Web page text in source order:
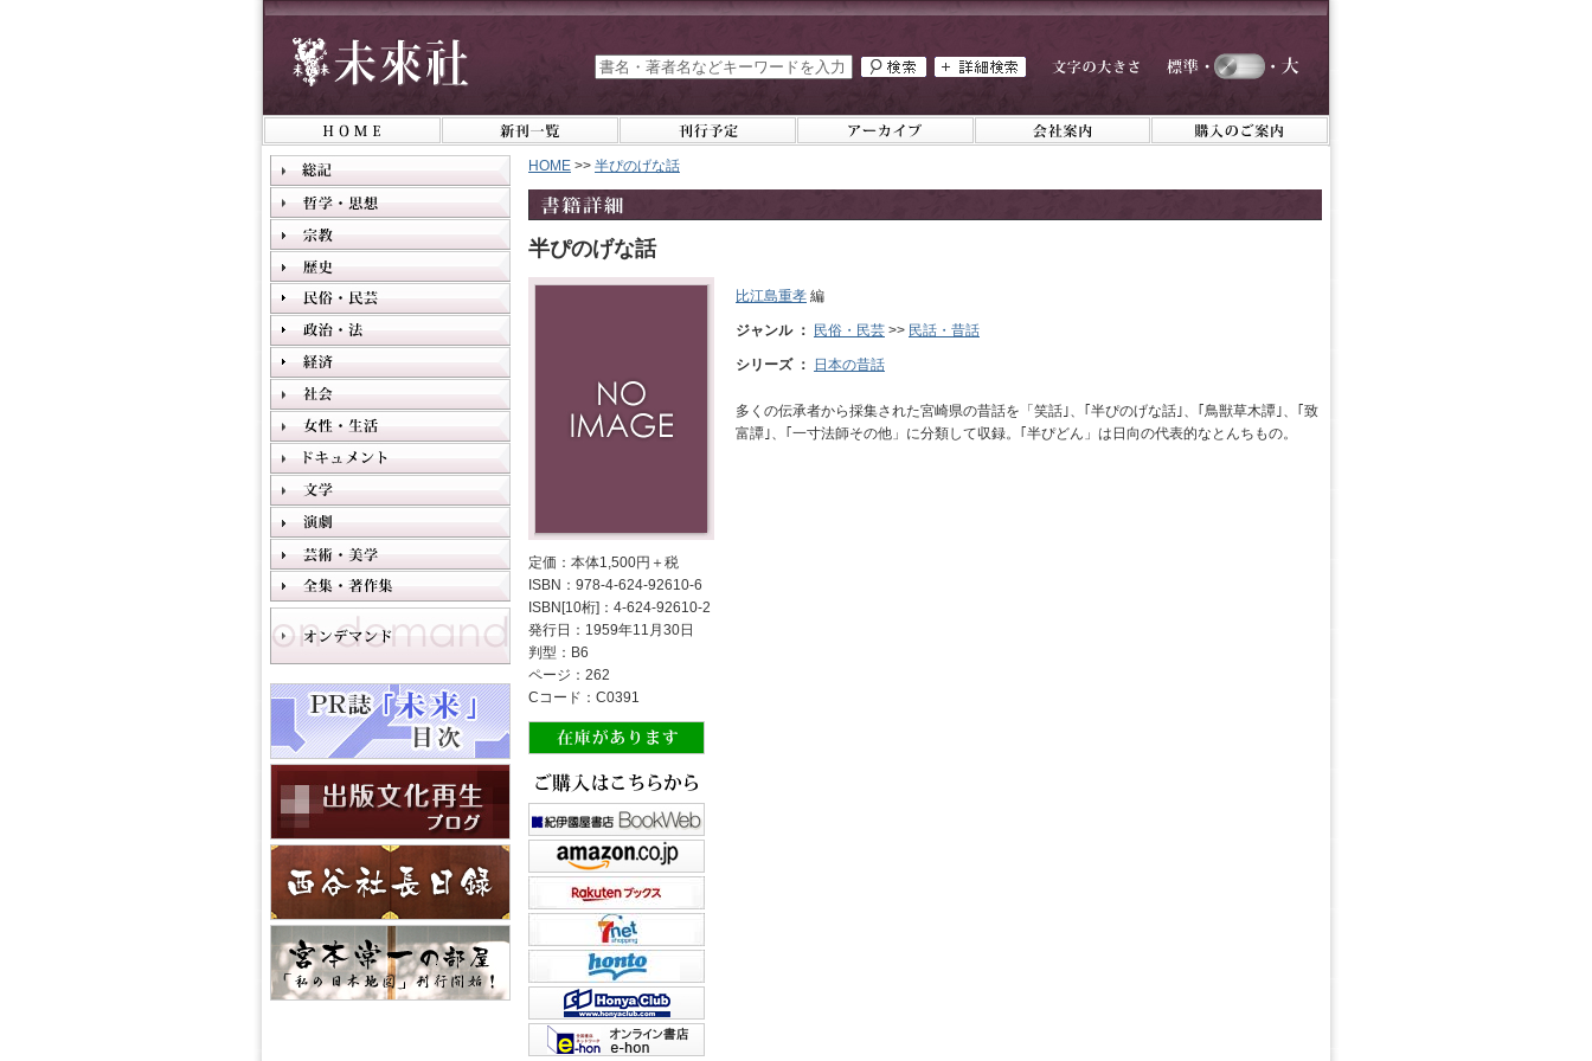
HOME >> 半ぴのげな話
半ぴのげな話
定価：本体1,500円＋税
ISBN：978-4-624-92610-6
ISBN[10桁]：4-624-92610-2
発行日：1959年11月30日
判型：B6
ページ：262
Cコード：C0391
比江島重孝 編
ジャンル ： 民俗・民芸 >> 民話・昔話
シリーズ ： 日本の昔話
多くの伝承者から採集された宮崎県の昔話を「笑話｣、｢半ぴのげな話｣、｢鳥獣草木譚｣、｢致
富譚｣、｢一寸法師その他」に分類して収録。｢半ぴどん」は日向の代表的なとんちもの。